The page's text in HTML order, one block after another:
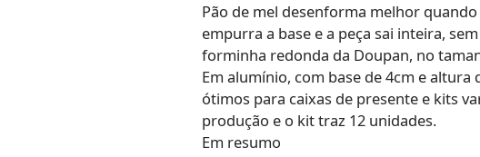
Pão de mel desenforma melhor
empurra a base e a peça sai inteira,
forminha redonda da Doupan, no
Em alumínio, com base de 4cm e altura
ótimos para caixas de presente e kits
produção e o kit traz 12 unidades.
Em resumo